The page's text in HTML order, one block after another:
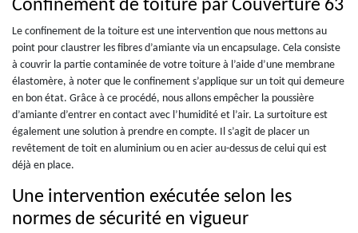
Confinement de toiture par Couverture 63
Le confinement de la toiture est une intervention que nous mettons au
point pour claustrer les fibres d’amiante via un encapsulage. Cela consiste
à couvrir la partie contaminée de votre toiture à l’aide d’une membrane
élastomère, à noter que le confinement s’applique sur un toit qui demeure
en bon état. Grâce à ce procédé, nous allons empêcher la poussière
d’amiante d’entrer en contact avec l’humidité et l’air. La surtoiture est
également une solution à prendre en compte. Il s’agit de placer un
revêtement de toit en aluminium ou en acier au-dessus de celui qui est
déjà en place.
Une intervention exécutée selon les
normes de sécurité en vigueur